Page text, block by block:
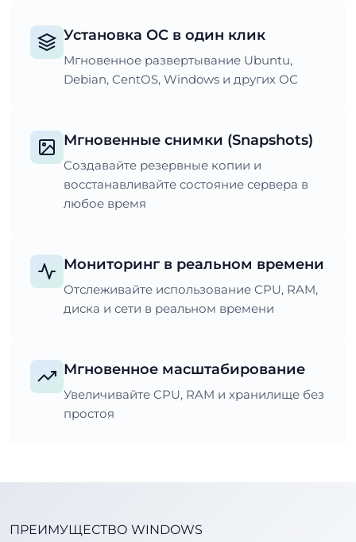
Установка ОС в один клик
Мгновенное развертывание Ubuntu,
Debian, CentOS, Windows и других ОС
Мгновенные снимки (Snapshots)
Создавайте резервные копии и
восстанавливайте состояние сервера в
любое время
Мониторинг в реальном времени
Отслеживайте использование CPU, RAM,
диска и сети в реальном времени
Мгновенное масштабирование
Увеличивайте CPU, RAM и хранилище без
простоя
ПРЕИМУЩЕСТВО WINDOWS